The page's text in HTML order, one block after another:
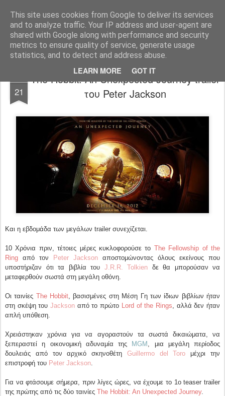
This site uses cookies from Google to deliver its services
and to analyze traffic. Your IP address and user-agent are
shared with Google along with performance and security
metrics to ensure quality of service, generate usage
statistics, and to detect and address abuse.
LEARN MORE GOT IT
FilmBoy
21
The Hobbit: An Unexpected Journey trailer
του Peter Jackson
Και η εβδομάδα των μεγάλων trailer συνεχίζεται.
10 Χρόνια πριν, τέτοιες μέρες κυκλοφορούσε το The Fellowship of the
Ring από τον Peter Jackson αποστομώνοντας όλους εκείνους που
υποστήριζαν ότι τα βιβλία του J.R.R. Tolkien δε θα μπορούσαν να
μεταφερθούν σωστά στη μεγάλη οθόνη.
Οι ταινίες The Hobbit, βασισμένες στη Μέση Γη των ίδιων βιβλίων ήταν
στη σκέψη τουJackson από το πρώτο Lord of the Rings, αλλά δεν ήταν
απλή υπόθεση.
Χρειάστηκαν χρόνια για να αγοραστούν τα σωστά δικαιώματα, να
ξεπεραστεί η οικονομική αδυναμία της
MGM , μια μεγάλη περίοδος
δουλειάς από τον αρχικό σκηνοθέτη Guillermo del Toro μέχρι την
επιστροφή του Peter Jackson.
Για να φτάσουμε σήμερα, πριν λίγες ώρες, να έχουμε το 1ο teaser trailer
της πρώτης από τις δύο ταινίες The Hobbit: An Unexpected Journey.